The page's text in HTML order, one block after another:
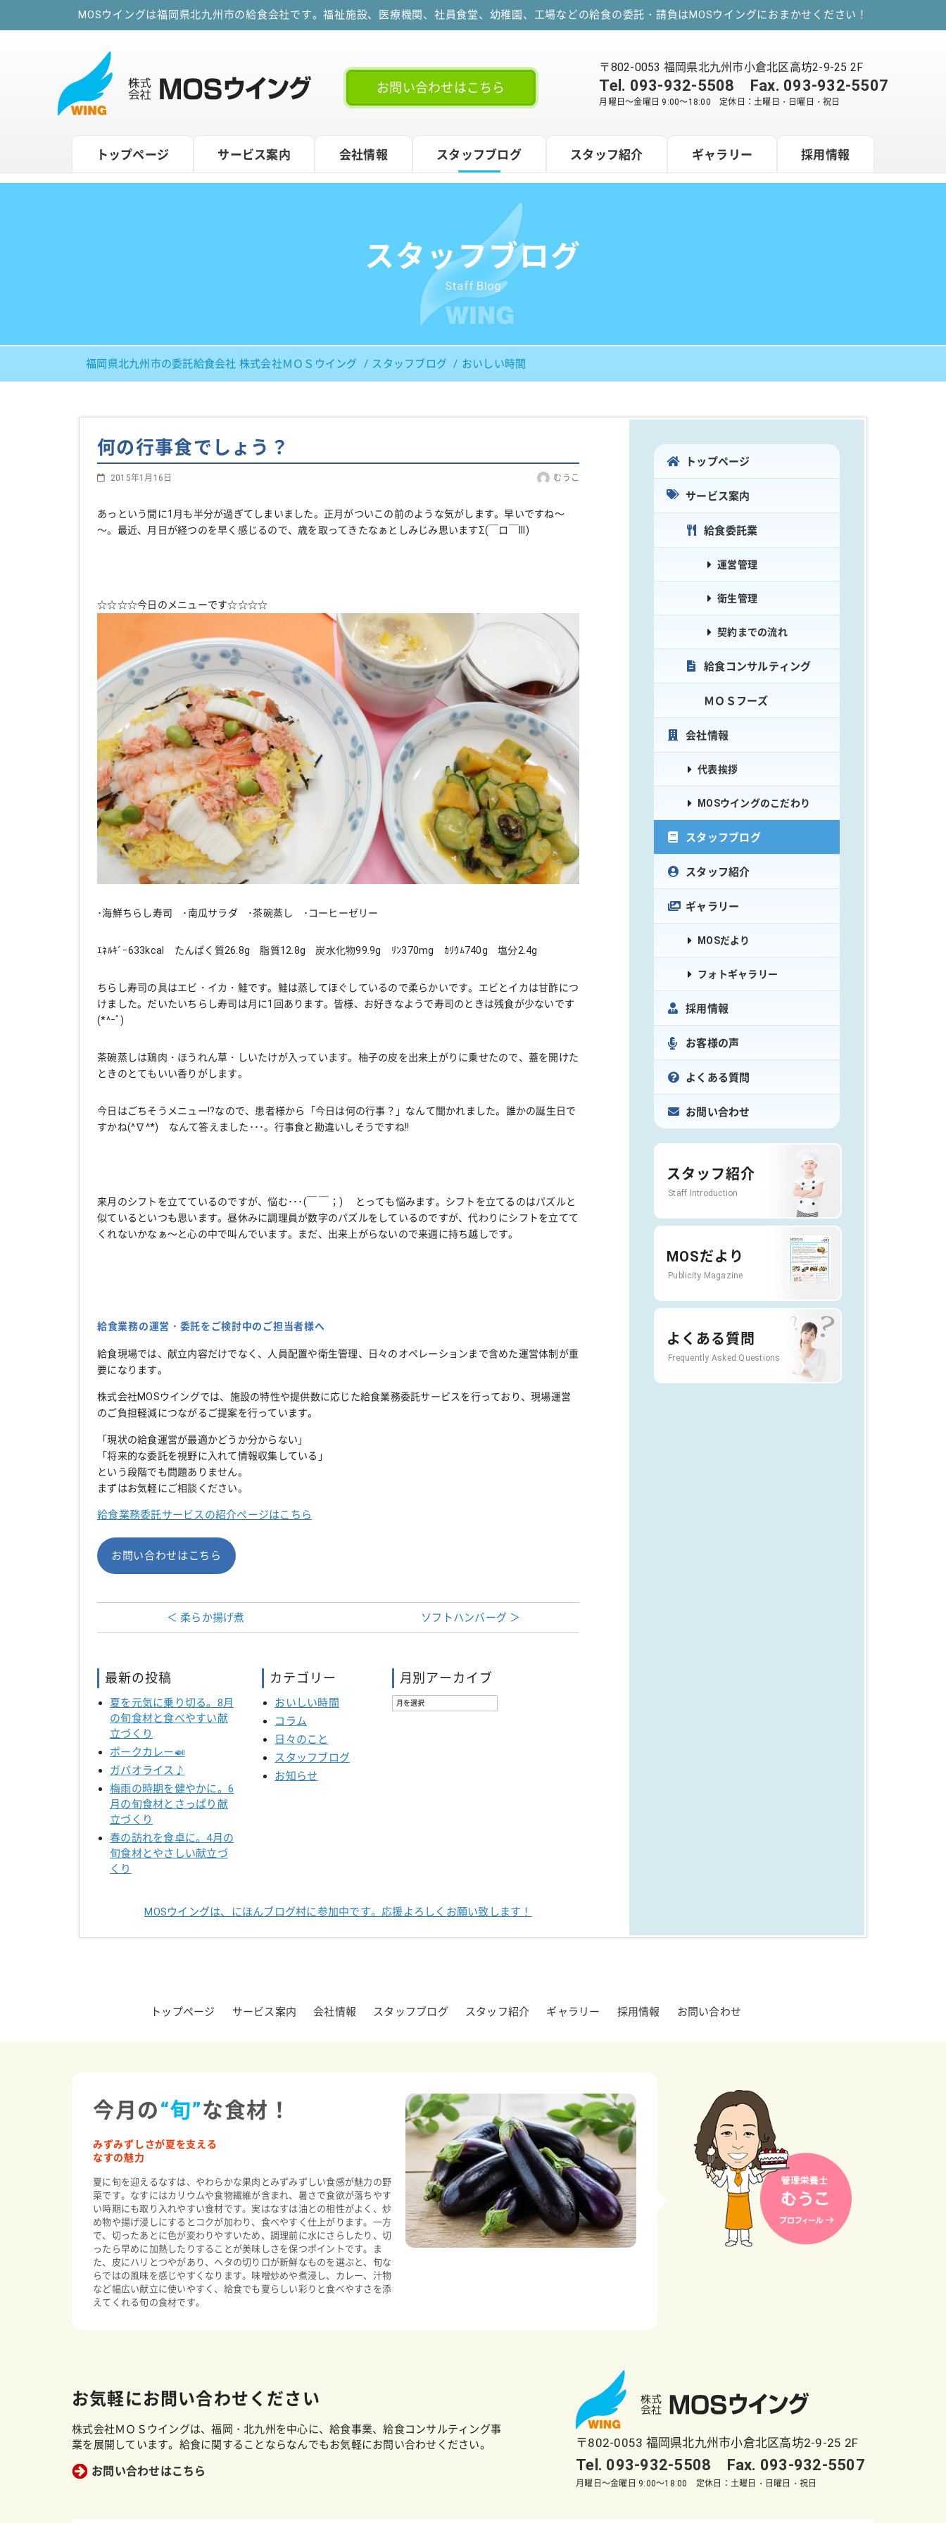
MOSウイングは福岡県北九州市の給食会社です。福祉施設、医療機関、社員食堂、幼稚園、工場などの給食の委託・請負はMOSウイングにおまかせください！
お問い合わせはこちら
〒802-0053 福岡県北九州市小倉北区高坊2-9-25 2F
Tel. 093-932-5508 Fax. 093-932-5507
月曜日～金曜日 9:00～18:00 定休日：土曜日・日曜日・祝日
トップページ サービス案内 会社情報 スタッフブログ スタッフ紹介 ギャラリー 採用情報
スタッフブログ
Staff Blog
福岡県北九州市の委託給食会社 株式会社ＭＯＳウイング スタッフブログ おいしい時間
何の行事食でしょう？
2015年1月16日 むうこ
あっという間に1月も半分が過ぎてしまいました。正月がついこの前のような気がします。早いですね～
～。最近、月日が経つのを早く感じるので、歳を取ってきたなぁとしみじみ思いますΣ(￣ロ￣lll)
☆☆☆☆今日のメニューです☆☆☆☆
･海鮮ちらし寿司 ･南瓜サラダ ･茶碗蒸し ･コーヒーゼリー
ｴﾈﾙｷﾞｰ633kcal たんぱく質26.8g 脂質12.8g 炭水化物99.9g ﾘﾝ370mg ｶﾘｳﾑ740g 塩分2.4g
ちらし寿司の具はエビ・イカ・鮭です。鮭は蒸してほぐしているので柔らかいです。エビとイカは甘酢につ
けました。だいたいちらし寿司は月に1回あります。皆様、お好きなようで寿司のときは残食が少ないです
(*^ｰﾟ)
茶碗蒸しは鶏肉・ほうれん草・しいたけが入っています。柚子の皮を出来上がりに乗せたので、蓋を開けた
ときのとてもいい香りがします。
今日はごちそうメニュー!?なので、患者様から「今日は何の行事？」なんて聞かれました。誰かの誕生日で
すかね(^∇^*) なんて答えました･･･。行事食と勘違いしそうですね!!
来月のシフトを立てているのですが、悩む･･･(￣ ￣；) とっても悩みます。シフトを立てるのはパズルと
似ているといつも思います。昼休みに調理員が数字のパズルをしているのですが、代わりにシフトを立てて
くれないかなぁ～と心の中で叫んでいます。まだ、出来上がらないので来週に持ち越しです。
給食業務の運営・委託をご検討中のご担当者様へ
給食現場では、献立内容だけでなく、人員配置や衛生管理、日々のオペレーションまで含めた運営体制が重
要になります。
株式会社MOSウイングでは、施設の特性や提供数に応じた給食業務委託サービスを行っており、現場運営
のご負担軽減につながるご提案を行っています。
「現状の給食運営が最適かどうか分からない」
「将来的な委託を視野に入れて情報収集している」
という段階でも問題ありません。
まずはお気軽にご相談ください。
給食業務委託サービスの紹介ページはこちら
お問い合わせはこちら
ソフトハンバーグ ＞
＜ 柔らか揚げ煮
最新の投稿
夏を元気に乗り切る。8月
の旬食材と食べやすい献
立づくり
ポークカレー🍛
ガパオライス♪
梅雨の時期を健やかに。6
月の旬食材とさっぱり献
立づくり
春の訪れを食卓に。4月の
旬食材とやさしい献立づ
くり
カテゴリー
おいしい時間
コラム
日々のこと
スタッフブログ
お知らせ
月別アーカイブ
MOSウイングは、にほんブログ村に参加中です。 応援よろしくお願い致します！
トップページ
サービス案内
給食委託業
運営管理
衛生管理
契約までの流れ
給食コンサルティング
ＭＯＳフーズ
会社情報
代表挨拶
MOSウイングのこだわり
スタッフブログ
スタッフ紹介
ギャラリー
MOSだより
フォトギャラリー
採用情報
お客様の声
よくある質問
お問い合わせ
スタッフ紹介
Staff Introduction
MOSだより
Publicity Magazine
よくある質問
Frequently Asked Questions
トップページ サービス案内 会社情報 スタッフブログ スタッフ紹介 ギャラリー 採用情報 お問い合わせ
今月の“旬”な食材！
みずみずしさが夏を支える
なすの魅力
夏に旬を迎えるなすは、やわらかな果肉とみずみずしい食感が魅力の野
菜です。なすにはカリウムや食物繊維が含まれ、暑さで食欲が落ちやす
い時期にも取り入れやすい食材です。実はなすは油との相性がよく、炒
め物や揚げ浸しにするとコクが加わり、食べやすく仕上がります。一方
で、切ったあとに色が変わりやすいため、調理前に水にさらしたり、切
ったら早めに加熱したりすることが美味しさを保つポイントです。ま
た、皮にハリとつやがあり、ヘタの切り口が新鮮なものを選ぶと、旬な
らではの風味を感じやすくなります。味噌炒めや煮浸し、カレー、汁物
など幅広い献立に使いやすく、給食でも夏らしい彩りと食べやすさを添
えてくれる旬の食材です。
お気軽にお問い合わせください
株式会社ＭＯＳウイングは、福岡・北九州を中心に、給食事業、給食コンサルティング事
業を展開しています。給食に関することならなんでもお気軽にお問い合わせください。
お問い合わせはこちら
〒802-0053 福岡県北九州市小倉北区高坊2-9-25 2F
Tel. 093-932-5508 Fax. 093-932-5507
月曜日～金曜日 9:00～18:00 定休日：土曜日・日曜日・祝日